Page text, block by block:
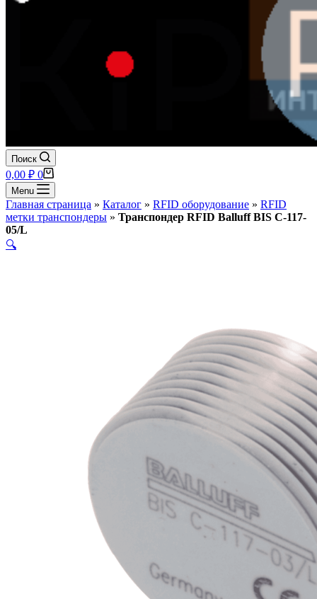
Поиск
Корзина
0,00 ₽ 0
Menu
Главная страница » Каталог » RFID оборудование » RFID
метки транспондеры » Транспондер RFID Balluff BIS C-117-
05/L
🔍